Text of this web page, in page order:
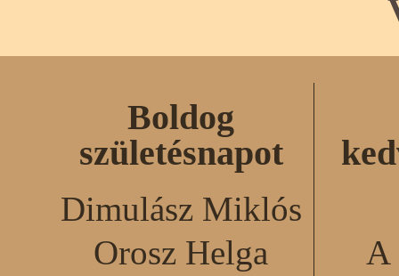
Boldog
születésnapot
Dimulász Miklós
Orosz Helga
A